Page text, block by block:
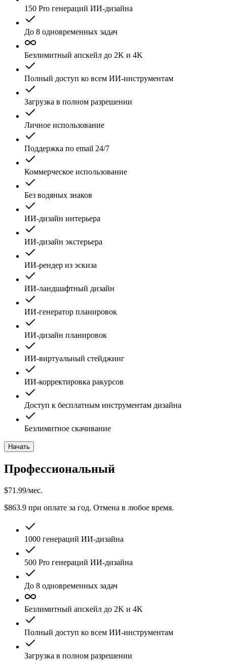
150 Pro генераций ИИ-дизайна
До 8 одновременных задач
Безлимитный апскейл до 2K и 4K
Полный доступ ко всем ИИ-инструментам
Загрузка в полном разрешении
Личное использование
Поддержка по email 24/7
Коммерческое использование
Без водяных знаков
ИИ-дизайн интерьера
ИИ-дизайн экстерьера
ИИ-рендер из эскиза
ИИ-ландшафтный дизайн
ИИ-генератор планировок
ИИ-дизайн планировок
ИИ-виртуальный стейджинг
ИИ-корректировка ракурсов
Доступ к бесплатным инструментам дизайна
Безлимитное скачивание
Начать
Профессиональный
$71.99/мес.
$863.9 при оплате за год. Отмена в любое время.
1000 генераций ИИ-дизайна
500 Pro генераций ИИ-дизайна
До 8 одновременных задач
Безлимитный апскейл до 2K и 4K
Полный доступ ко всем ИИ-инструментам
Загрузка в полном разрешении